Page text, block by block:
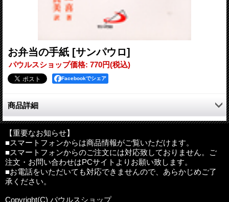
お弁当の手紙 [サンパウロ]
パウルスショップ価格: 770円(税込)
Facebookでシェア
商品詳細
お弁当は、母親の乳腺です。子供たちは、お弁当で母の心を味
わいます。お弁当に添えた母の手紙から、愛を汲み取ります。子
供たちは知らなければならないことを、「お弁当の手紙」で教わ
ります。
著者: 趙陽喜
訳者 小林真美
【重要なお知らせ】
■スマートフォンからは商品情報がご覧いただけます。
■スマートフォンからのご注文には対応致しておりません。ご
注文・お問い合わせはPCサイトよりお願い致します。
■お電話をいただいても対応できませんので、あらかじめご了
承ください。
Copyright(C) パウルスショップ